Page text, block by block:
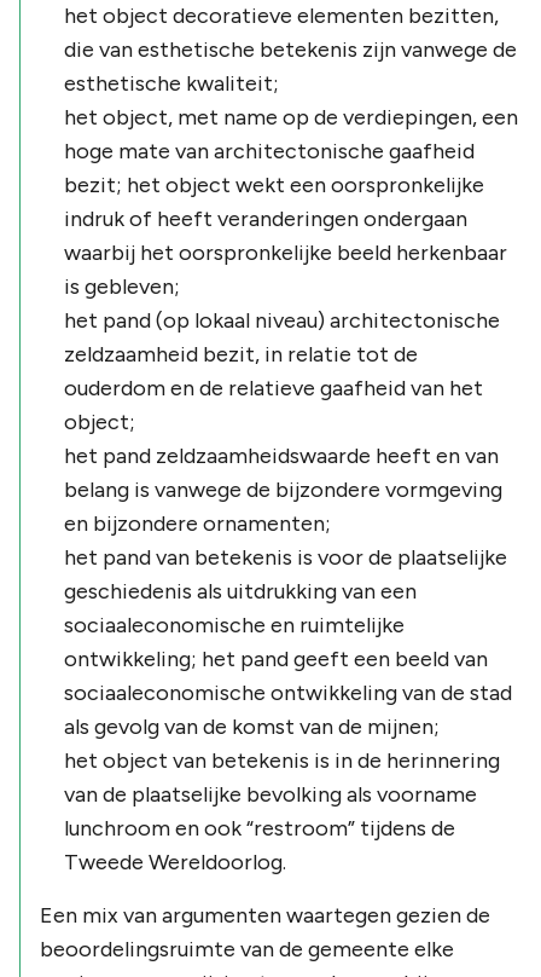
het object decoratieve elementen bezitten,
die van esthetische betekenis zijn vanwege de
esthetische kwaliteit;
het object, met name op de verdiepingen, een
hoge mate van architectonische gaafheid
bezit; het object wekt een oorspronkelijke
indruk of heeft veranderingen ondergaan
waarbij het oorspronkelijke beeld herkenbaar
is gebleven;
het pand (op lokaal niveau) architectonische
zeldzaamheid bezit, in relatie tot de
ouderdom en de relatieve gaafheid van het
object;
het pand zeldzaamheidswaarde heeft en van
belang is vanwege de bijzondere vormgeving
en bijzondere ornamenten;
het pand van betekenis is voor de plaatselijke
geschiedenis als uitdrukking van een
sociaaleconomische en ruimtelijke
ontwikkeling; het pand geeft een beeld van
sociaaleconomische ontwikkeling van de stad
als gevolg van de komst van de mijnen;
het object van betekenis is in de herinnering
van de plaatselijke bevolking als voorname
lunchroom en ook “restroom” tijdens de
Tweede Wereldoorlog.
Een mix van argumenten waartegen gezien de
beoordelingsruimte van de gemeente elke